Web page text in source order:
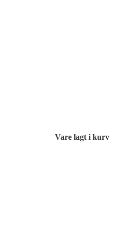
Vare lagt i kurv